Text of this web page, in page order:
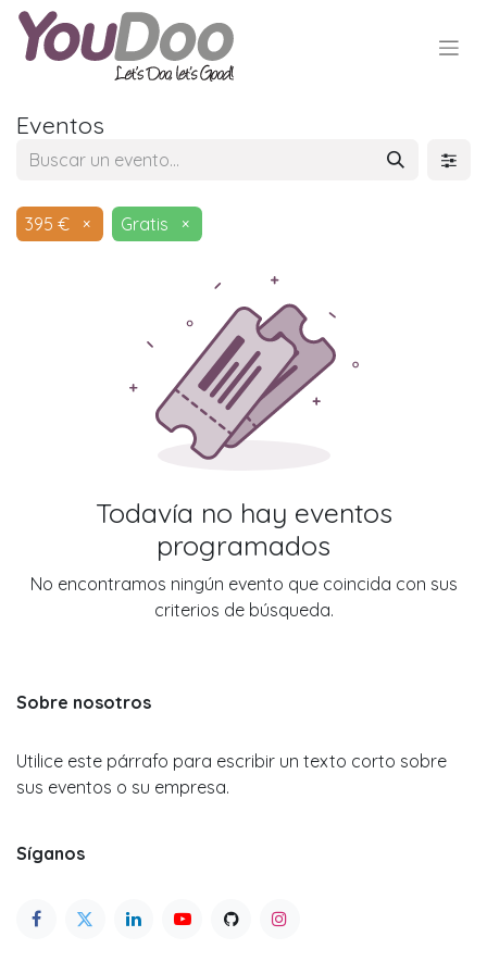
Eventos
395 € × Gratis ×
Todavía no hay eventos
programados
No encontramos ningún evento que coincida con sus
criterios de búsqueda.
Sobre nosotros
Utilice este párrafo para escribir un texto corto sobre
sus eventos o su empresa.
Síganos